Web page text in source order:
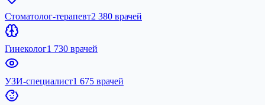
Стоматолог-терапевт2 380 врачей
Гинеколог1 730 врачей
УЗИ-специалист1 675 врачей